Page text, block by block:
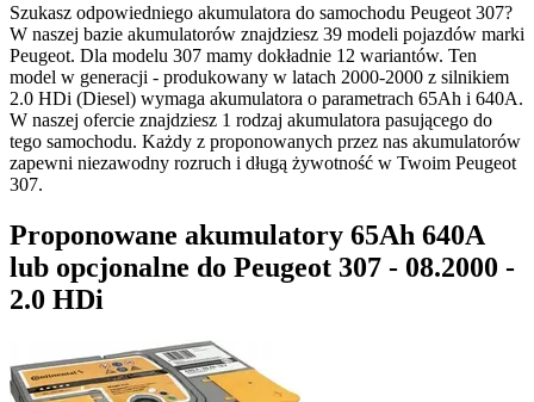
Szukasz odpowiedniego akumulatora do samochodu Peugeot 307?
W naszej bazie akumulatorów znajdziesz 39 modeli pojazdów marki
Peugeot. Dla modelu 307 mamy dokładnie 12 wariantów. Ten
model w generacji - produkowany w latach 2000-2000 z silnikiem
2.0 HDi (Diesel) wymaga akumulatora o parametrach 65Ah i 640A.
W naszej ofercie znajdziesz 1 rodzaj akumulatora pasującego do
tego samochodu. Każdy z proponowanych przez nas akumulatorów
zapewni niezawodny rozruch i długą żywotność w Twoim Peugeot
307.
Proponowane akumulatory 65Ah 640A
lub opcjonalne do Peugeot 307 - 08.2000 -
2.0 HDi